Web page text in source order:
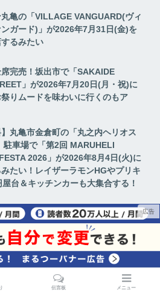
亀の「VILLAGE VANGUARD(ヴィ
ンガード)」が2026年7月31日(金)を
るみたい
完売！坂出市で「SAKAIDE
」が2026年7月20日(月・祝)に
りムードを味わいに行くのもア
】丸亀市金倉町の「丸之内ヘリオス
駐車場で「第2回 MARUHELI
2026」が2026年8月4日(火)に
たい！レイザーラモンHGやプリキ
屋台＆キッチンカーも大集合する！
伝言板 メニュー